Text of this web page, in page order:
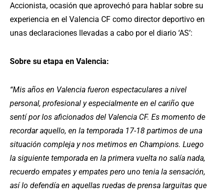
Accionista, ocasión que aprovechó para hablar sobre su
experiencia en el Valencia CF como director deportivo en
unas declaraciones llevadas a cabo por el diario ‘AS’:
Sobre su etapa en Valencia:
“Mis años en Valencia fueron espectaculares a nivel
personal, profesional y especialmente en el cariño que
sentí por los aficionados del Valencia CF. Es momento de
recordar aquello, en la temporada 17-18 partimos de una
situación compleja y nos metimos en Champions. Luego
la siguiente temporada en la primera vuelta no salía nada,
recuerdo empates y empates pero uno tenia la sensación,
así lo defendía en aquellas ruedas de prensa larguitas que